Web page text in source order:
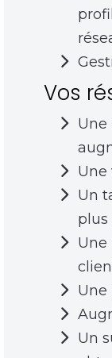
Vos
Une
Une
Un
plus
Une
Un